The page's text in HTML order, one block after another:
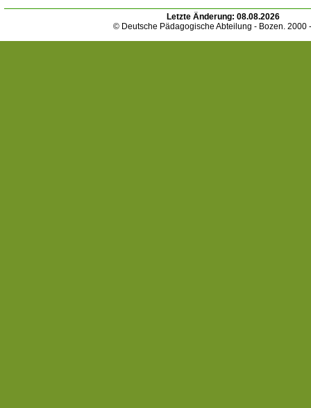
Letzte Änderung: 08.08.2026
© Deutsche Pädagogische Abteilung - Bozen. 2000